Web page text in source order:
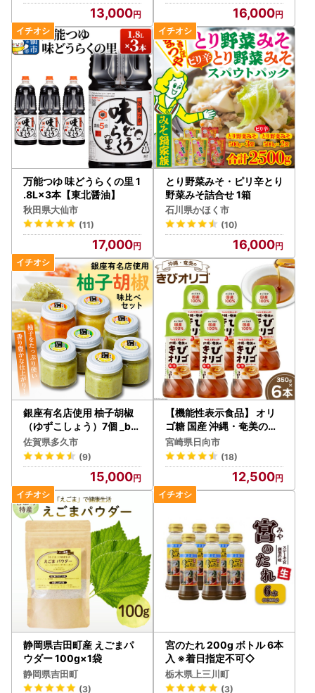
13,000 16,000
万能つゆ 味どうらくの里 1
.8L×3本【東北醤油】
秋田県大仙市
(11)
17,000
とり野菜みそ・ピリ辛とり
野菜みそ詰合せ 1箱
石川県かほく市
(10)
16,000
銀座有名店使用 柚子胡椒
（ゆずこしょう）7個 _b-1
3
佐賀県多久市
(9)
15,000
【機能性表示食品】 オリ
ゴ糖 国産 沖縄・奄美のき
びオリゴ糖 350g×6本
宮崎県日向市
(18)
12,500
静岡県吉田町産 えごまパ
ウダー 100g×1袋
静岡県吉田町
(3)
宮のたれ 200g ボトル 6本
入 ※着日指定不可◇
栃木県上三川町
(3)